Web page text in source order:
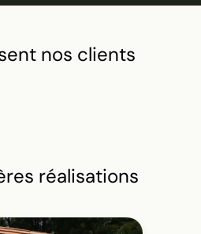
nos clients
réalisations